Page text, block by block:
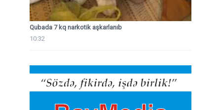
Qubada 7 kq narkotik aşkarlanıb
10:32